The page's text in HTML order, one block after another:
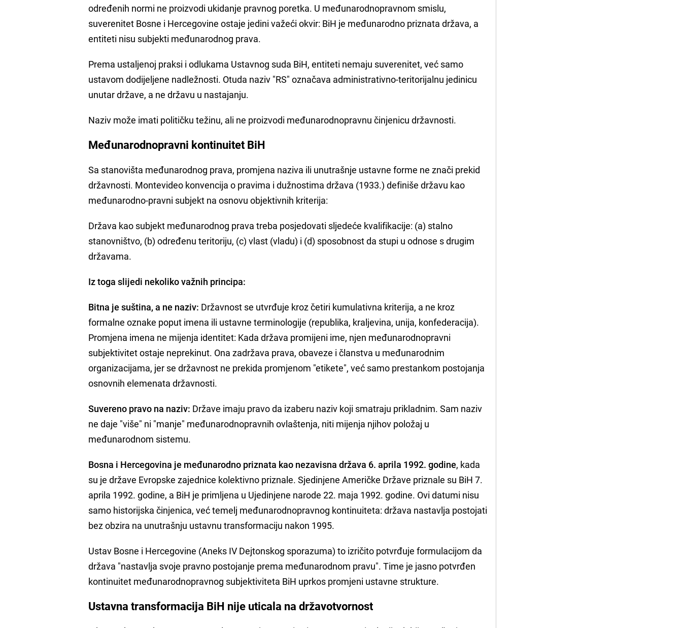
određenih normi ne proizvodi ukidanje pravnog poretka. U međunarodnopravnom smislu,
suverenitet Bosne i Hercegovine ostaje jedini važeći okvir: BiH je međunarodno priznata država, a
entiteti nisu subjekti međunarodnog prava.
Prema ustaljenoj praksi i odlukama Ustavnog suda BiH, entiteti nemaju suverenitet, već samo
ustavom dodijeljene nadležnosti. Otuda naziv "RS" označava administrativno-teritorijalnu jedinicu
unutar države, a ne državu u nastajanju.
Naziv može imati političku težinu, ali ne proizvodi međunarodnopravnu činjenicu državnosti.
Međunarodnopravni kontinuitet BiH
Sa stanovišta međunarodnog prava, promjena naziva ili unutrašnje ustavne forme ne znači prekid
državnosti. Montevideo konvencija o pravima i dužnostima država (1933.) definiše državu kao
međunarodno-pravni subjekt na osnovu objektivnih kriterija:
Država kao subjekt međunarodnog prava treba posjedovati sljedeće kvalifikacije: (a) stalno
stanovništvo, (b) određenu teritoriju, (c) vlast (vladu) i (d) sposobnost da stupi u odnose s drugim
državama.
Iz toga slijedi nekoliko važnih principa:
Bitna je suština, a ne naziv: Državnost se utvrđuje kroz četiri kumulativna kriterija, a ne kroz
formalne oznake poput imena ili ustavne terminologije (republika, kraljevina, unija, konfederacija).
Promjena imena ne mijenja identitet: Kada država promijeni ime, njen međunarodnopravni
subjektivitet ostaje neprekinut. Ona zadržava prava, obaveze i članstva u međunarodnim
organizacijama, jer se državnost ne prekida promjenom "etikete", već samo prestankom postojanja
osnovnih elemenata državnosti.
Suvereno pravo na naziv: Države imaju pravo da izaberu naziv koji smatraju prikladnim. Sam naziv
ne daje "više" ni "manje" međunarodnopravnih ovlaštenja, niti mijenja njihov položaj u
međunarodnom sistemu.
Bosna i Hercegovina je međunarodno priznata kao nezavisna država 6. aprila 1992. godine, kada
su je države Evropske zajednice kolektivno priznale. Sjedinjene Američke Države priznale su BiH 7.
aprila 1992. godine, a BiH je primljena u Ujedinjene narode 22. maja 1992. godine. Ovi datumi nisu
samo historijska činjenica, već temelj međunarodnopravnog kontinuiteta: država nastavlja postojati
bez obzira na unutrašnju ustavnu transformaciju nakon 1995.
Ustav Bosne i Hercegovine (Aneks IV Dejtonskog sporazuma) to izričito potvrđuje formulacijom da
država "nastavlja svoje pravno postojanje prema međunarodnom pravu". Time je jasno potvrđen
kontinuitet međunarodnopravnog subjektiviteta BiH uprkos promjeni ustavne strukture.
Ustavna transformacija BiH nije uticala na državotvornost